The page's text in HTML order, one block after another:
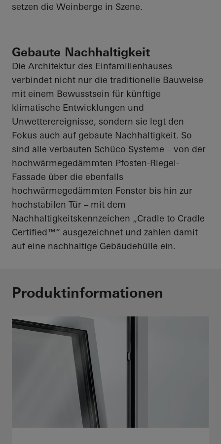
setzen die Weinberge in Szene.
Gebaute Nachhaltigkeit
Die Architektur des Einfamilienhauses
verbindet nicht nur die traditionelle Bauweise
mit einem Bewusstsein für künftige
klimatische Entwicklungen und
Unwetterereignisse, sondern sie legt den
Fokus auch auf gebaute Nachhaltigkeit. So
sind alle verbauten Schüco Systeme – von der
hochwärmegedämmten Pfosten-Riegel-
Fassade über die ebenfalls
hochwärmegedämmten Fenster bis hin zur
hochstabilen Tür – mit dem
Nachhaltigkeitskennzeichen „Cradle to Cradle
Certified™“ ausgezeichnet und zahlen damit
auf eine nachhaltige Gebäudehülle ein.
Produktinformationen